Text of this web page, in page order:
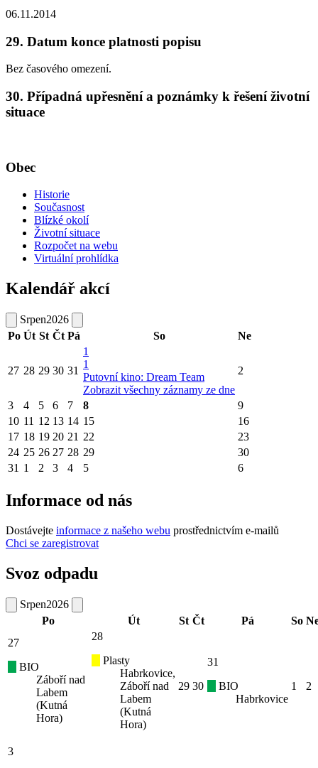
06.11.2014
29. Datum konce platnosti popisu
Bez časového omezení.
30. Případná upřesnění a poznámky k řešení životní
situace
Obec
Historie
Současnost
Blízké okolí
Životní situace
Rozpočet na webu
Virtuální prohlídka
Kalendář akcí
Srpen2026
Po Út St Čt Pá So Ne
27 28 29 30 31
1
1
Putovní kino: Dream Team
Zobrazit všechny záznamy ze dne
2
3 4 5 6 7 8
9
10 11 12 13 14 15
16
17 18 19 20 21 22
23
24 25 26 27 28 29
30
31 1 2 3 4 5 6
Informace od nás
Dostávejte informace z našeho webu prostřednictvím e-mailů
Chci se zaregistrovat
Svoz odpadu
Srpen2026
Po
Út St Čt Pá So
27
BIO
Záboří nad
Labem
(Kutná
Hora)
28
Plasty
Habrkovice,
Záboří nad
Labem
(Kutná
Hora)
29 30
31
BIO
Habrkovice
1 2
3